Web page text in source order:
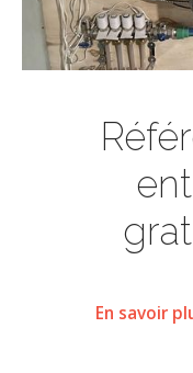
En savoir